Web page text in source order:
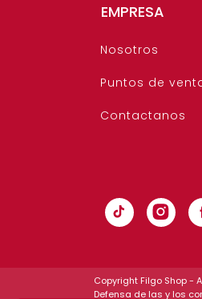
EMPRESA
Nosotros
Puntos de
Contactanos
Copyright Filgo Shop -
Defensa de las y los